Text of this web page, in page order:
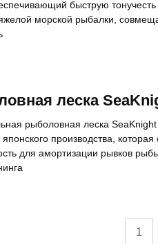
быструю
морской рыбалки,
леска
рыболовная леска
производства,
для амортизации рывков
1